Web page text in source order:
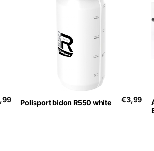
Polisport bidon R550 white €3,99